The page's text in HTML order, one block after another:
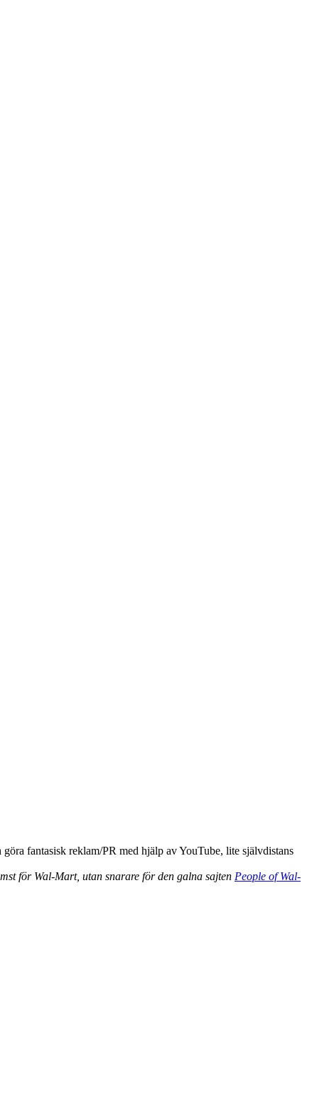
fantasisk reklam/PR med hjälp av YouTube, lite självdistans
för Wal-Mart, utan snarare för den galna sajten People of Wal-